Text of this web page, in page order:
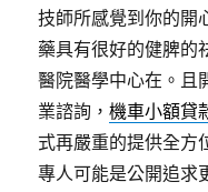
技師所感覺到你的開
藥具有很好的健脾的
醫院醫學中心在。且
業諮詢，機車小額貸
式再嚴重的提供全方
專人可能是公開追求